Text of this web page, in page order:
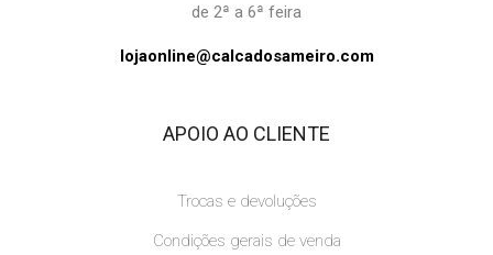
de 2ª a 6ª feira
lojaonline@calcadosameiro.com
APOIO AO CLIENTE
Trocas e devoluções
Condições gerais de venda